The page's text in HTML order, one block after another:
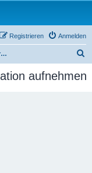
Anmelden
Registrieren
Kontakt mit der Board-Administration aufnehmen
c
aufnehmen